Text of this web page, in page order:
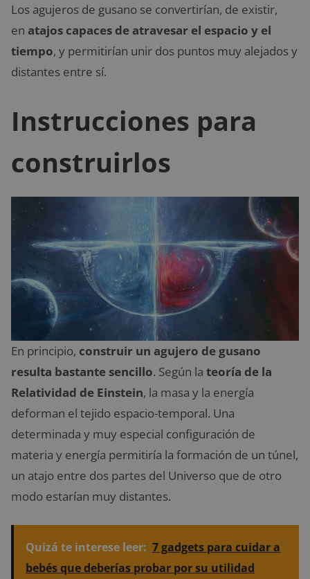
Los agujeros de gusano se convertirían, de existir,
en atajos capaces de atravesar el espacio y el
tiempo, y permitirían unir dos puntos muy alejados y
distantes entre sí.
Instrucciones para
construirlos
En principio, construir un agujero de gusano
resulta bastante sencillo. Según la teoría de la
Relatividad de Einstein, la masa y la energía
deforman el tejido espacio-temporal. Una
determinada y muy especial configuración de
materia y energía permitiría la formación de un túnel,
un atajo entre dos partes del Universo que de otro
modo estarían muy distantes.
Quizá te interese leer: 7 gadgets para cuidar a
bebés que deberías probar por su utilidad